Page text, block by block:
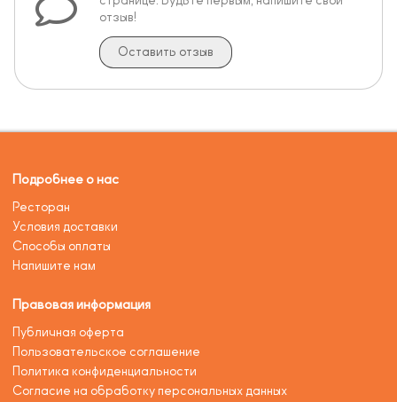
отзыв!
Оставить отзыв
Подробнее о нас
Ресторан
Условия доставки
Способы оплаты
Напишите нам
Правовая информация
Публичная оферта
Пользовательское соглашение
Политика конфиденциальности
Согласие на обработку персональных данных